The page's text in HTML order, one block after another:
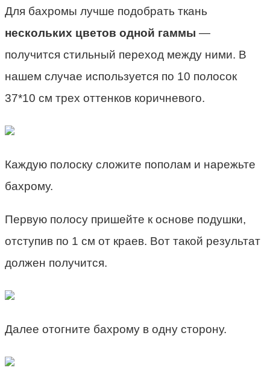
Для бахромы лучше подобрать ткань
нескольких цветов одной гаммы —
получится стильный переход между ними. В
нашем случае используется по 10 полосок
37*10 см трех оттенков коричневого.
Каждую полоску сложите пополам и нарежьте
бахрому.
Первую полосу пришейте к основе подушки,
отступив по 1 см от краев. Вот такой результат
должен получится.
Далее отогните бахрому в одну сторону.